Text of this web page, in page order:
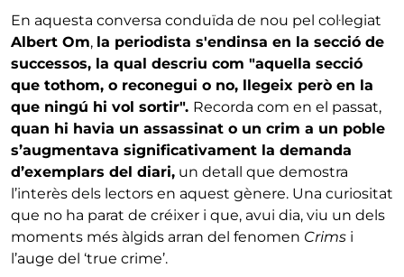
En aquesta conversa conduïda de nou pel col·legiat
Albert Om, la periodista s'endinsa en la secció de
successos, la qual descriu com "aquella secció
que tothom, o reconegui o no, llegeix però en la
que ningú hi vol sortir". Recorda com en el passat,
quan hi havia un assassinat o un crim a un poble
s’augmentava significativament la demanda
d’exemplars del diari, un detall que demostra
l’interès dels lectors en aquest gènere. Una curiositat
que no ha parat de créixer i que, avui dia, viu un dels
moments més àlgids arran del fenomen Crims i
l’auge del ‘true crime’.